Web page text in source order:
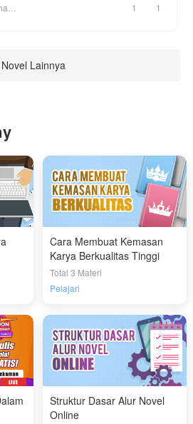
1 1
Novel Lainnya
Cara Membuat Kemasan
Karya Berkualitas Tinggi
Total 3 Materi
Pelajari
Struktur Dasar Alur Novel
Online